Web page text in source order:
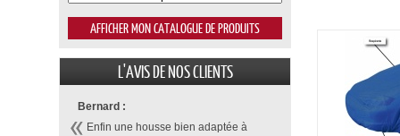
L'AVIS DE NOS CLIENTS
Bernard :
Enfin une housse bien adaptée à